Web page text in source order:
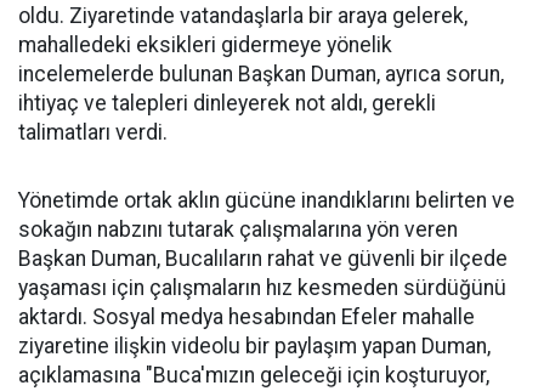
oldu. Ziyaretinde vatandaşlarla bir araya gelerek,
mahalledeki eksikleri gidermeye yönelik
incelemelerde bulunan Başkan Duman, ayrıca sorun,
ihtiyaç ve talepleri dinleyerek not aldı, gerekli
talimatları verdi.
Yönetimde ortak aklın gücüne inandıklarını belirten ve
sokağın nabzını tutarak çalışmalarına yön veren
Başkan Duman, Bucalıların rahat ve güvenli bir ilçede
yaşaması için çalışmaların hız kesmeden sürdüğünü
aktardı. Sosyal medya hesabından Efeler mahalle
ziyaretine ilişkin videolu bir paylaşım yapan Duman,
açıklamasına "Buca'mızın geleceği için koşturuyor,